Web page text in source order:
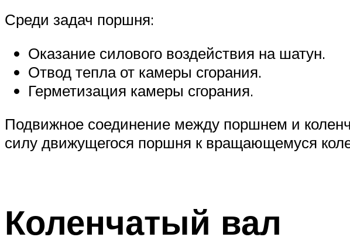
Среди задач поршня:
Оказание силового воздействия на шатун.
Отвод тепла от камеры сгорания.
Герметизация камеры сгорания.
Подвижное соединение между поршнем и
силу движущегося поршня к вращающемуся
Коленчатый вал